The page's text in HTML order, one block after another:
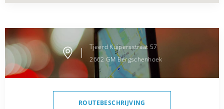
Tjeerd Kuipersstraat 57
2662 GM Bergschenhoek
ROUTEBESCHRIJVING